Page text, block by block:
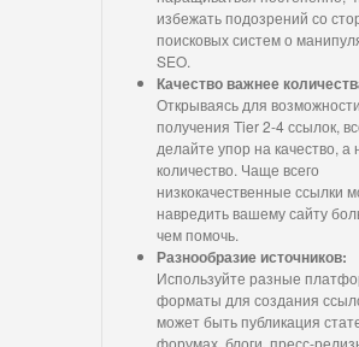
избежать подозрений со
поисковых систем о
SEO.
Качество важнее
Открываясь для возможности
получения Tier 2-4 ссылок,
делайте упор на качество, а
количество. Чаще всего
низкокачественные ссылки
навредить вашему сайту
чем помочь.
Разнообразие источников:
Используйте разные
форматы для создания
может быть публикация